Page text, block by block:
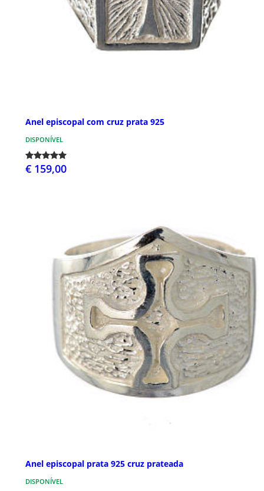
Anel episcopal com cruz prata 925
DISPONÍVEL
€ 159,00
Anel episcopal prata 925 cruz prateada
DISPONÍVEL